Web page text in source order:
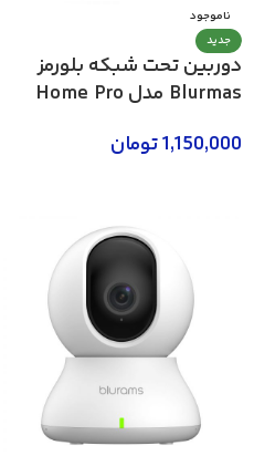
ناموجود
جدید
دوربین تحت شبکه بلورمز
Blurmas مدل Home Pro
1,150,000تومان